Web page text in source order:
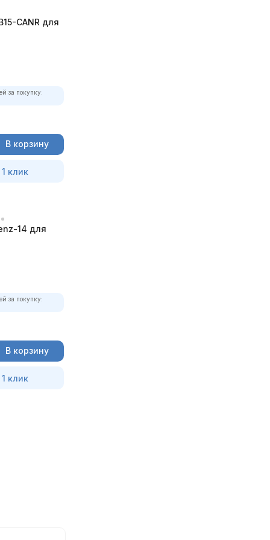
CANR для
за покупку:
В корзину
клик
14 для
за покупку:
В корзину
клик